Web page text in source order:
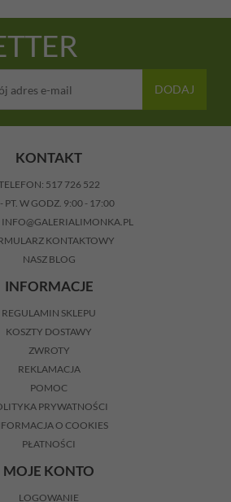
DODAJ
KONTAKT
517 726 522
PT. W GODZ. 9:00 - 17:00
INFO@GALERIALIMONKA.PL
KONTAKTOWY
NASZ BLOG
INFORMACJE
REGULAMIN SKLEPU
KOSZTY DOSTAWY
ZWROTY
REKLAMACJA
POMOC
PRYWATNOŚCI
O COOKIES
PŁATNOŚCI
MOJE KONTO
LOGOWANIE